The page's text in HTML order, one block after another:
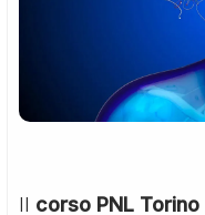
Il corso PNL Torino